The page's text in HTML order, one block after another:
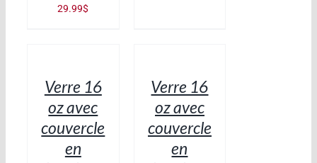
29.99$
DÉTAILS
Verre 16
oz avec
couvercle
en
DÉTAILS
Verre 16
oz avec
couvercle
en